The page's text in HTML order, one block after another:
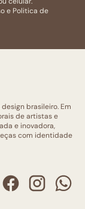
e Politica de
brasileiro. Em
de artistas e
e inovadora,
com identidade